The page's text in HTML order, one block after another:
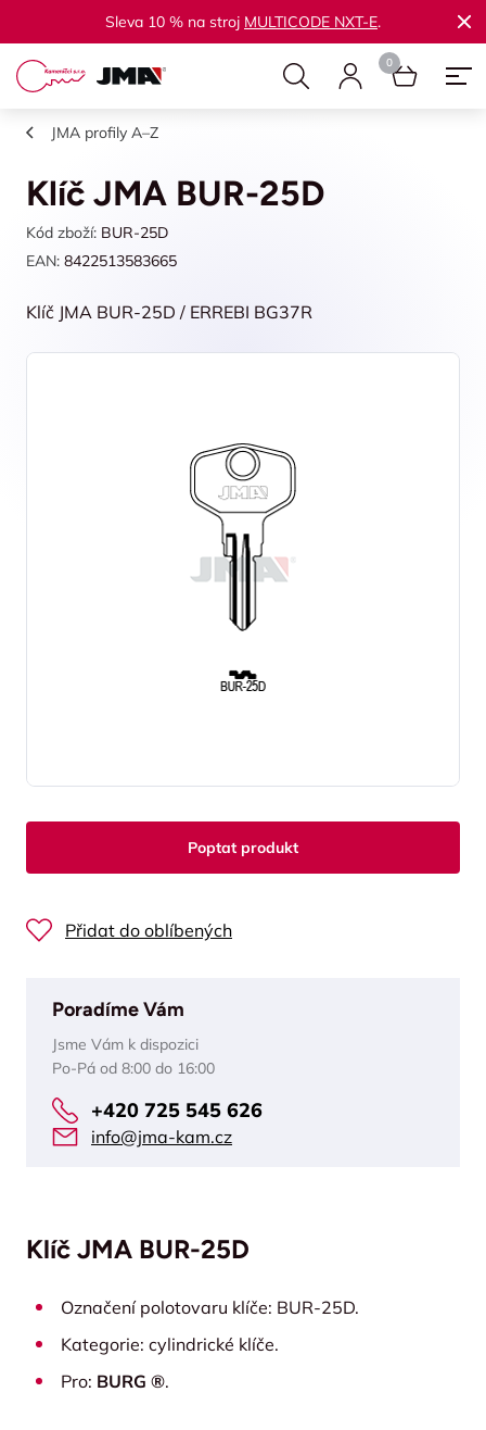
Sleva 10 % na stroj MULTICODE NXT-E.
JMA profily A–Z
Klíč JMA BUR-25D
Kód zboží: BUR-25D
EAN: 8422513583665
Klíč JMA BUR-25D / ERREBI BG37R
Poptat produkt
Přidat do oblíbených
Poradíme Vám
Jsme Vám k dispozici
Po-Pá od 8:00 do 16:00
+420 725 545 626
info@jma-kam.cz
Klíč JMA BUR-25D
Označení polotovaru klíče: BUR-25D.
Kategorie: cylindrické klíče.
Pro: BURG ®.